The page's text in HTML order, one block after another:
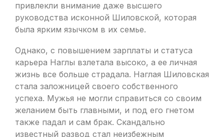
привлекли внимание даже высшего
руководства исконной Шиловской, которая
была ярким язычком в их семье.
Однако, с повышением зарплаты и статуса
карьера Наглы взлетала высоко, а ее личная
жизнь все больше страдала. Наглая Шиловская
стала заложницей своего собственного
успеха. Мужья не могли справиться со своим
желанием быть главными, и под его гнетом
также падал и сам брак. Скандально
известный развод стал неизбежным